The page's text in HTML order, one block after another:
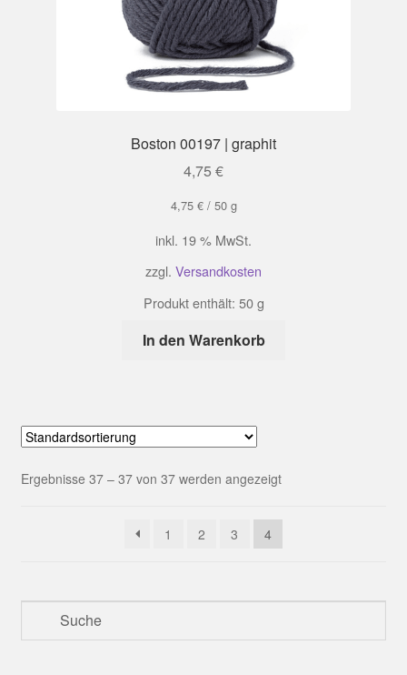
Boston 00197 | graphit
4,75 €
4,75 €/ 50 g
inkl. 19 % MwSt.
zzgl. Versandkosten
Produkt enthält: 50g
In den Warenkorb
Ergebnisse 37 – 37 von 37 werden angezeigt
1 2 3 4